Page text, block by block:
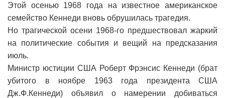
Этой осенью 1968 года на известное американское
семейство Кеннеди вновь обрушилась трагедия.
Но трагической осени 1968-го предшествовал жаркий
на политические события и вещий на предсказания
июль.
Министр юстиции США Роберт Фрэнсис Кеннеди (брат
убитого в ноябре 1963 года президента США
Дж.Ф.Кеннеди) объявил о намерении добиваться